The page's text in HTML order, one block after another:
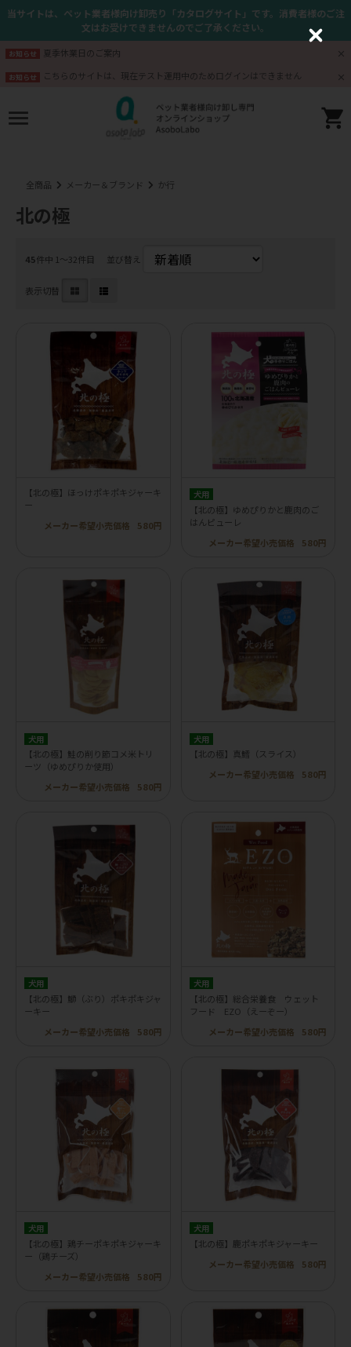
当サイトは、ペット業者様向け卸売り「カタログサイト」です。消費者様のご注
文はお受けできませんのでご了承ください。
お知らせ 夏季休業日のご案内
お知らせ こちらのサイトは、現在テスト運用中のためログインはできません
全商品 メーカー＆ブランド か行
北の極
45件中 1〜32件目 並び替え
表示切替
【北の極】ほっけポキポキジャーキ
ー
メーカー希望小売価格
580円
犬用
【北の極】ゆめぴりかと鹿肉のご
はんピューレ
メーカー希望小売価格
580円
犬用
【北の極】鮭の削り節コメ米トリ
ーツ（ゆめぴりか使用）
メーカー希望小売価格
580円
犬用
【北の極】真鱈（スライス）
メーカー希望小売価格
580円
犬用
【北の極】鰤（ぶり）ポキポキジャ
ーキー
メーカー希望小売価格
580円
犬用
【北の極】総合栄養食 ウェット
フード EZO（えーぞー）
メーカー希望小売価格
580円
犬用
【北の極】鶏チーポキポキジャーキ
ー（鶏チーズ）
メーカー希望小売価格
580円
犬用
【北の極】鹿ポキポキジャーキー
メーカー希望小売価格
580円
C